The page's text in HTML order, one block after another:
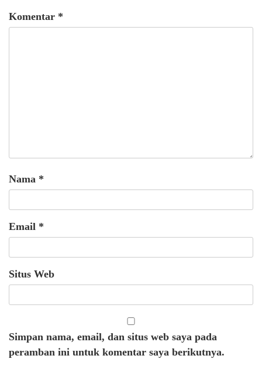
Komentar *
Nama *
Email *
Situs Web
Simpan nama, email, dan situs web saya pada
peramban ini untuk komentar saya berikutnya.